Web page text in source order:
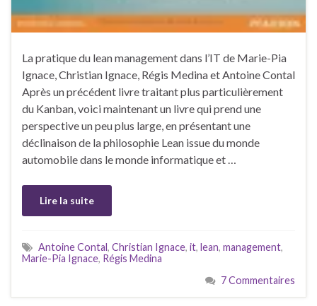
La pratique du lean management dans l’IT de Marie-Pia
Ignace, Christian Ignace, Régis Medina et Antoine Contal
Après un précédent livre traitant plus particulièrement
du Kanban, voici maintenant un livre qui prend une
perspective un peu plus large, en présentant une
déclinaison de la philosophie Lean issue du monde
automobile dans le monde informatique et …
Lire la suite
Antoine Contal, Christian Ignace, it, lean, management,
Marie-Pia Ignace, Régis Medina
7 Commentaires